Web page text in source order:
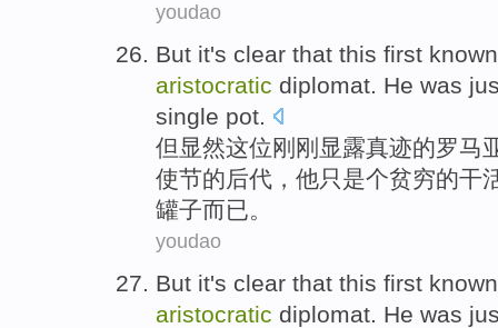
youdao
But it's clear that this first known
aristocratic diplomat. He was
single pot.
但显然这位 刚刚 显露真迹的罗马
使节的后代， 他只是个贫穷的干
罐子而已。
youdao
But it's clear that this first known
aristocratic diplomat. He was